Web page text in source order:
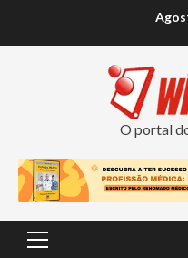
O portal
Primary